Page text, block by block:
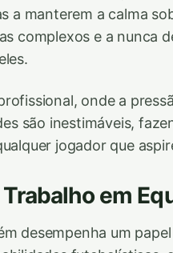
a manterem a calma
complexos e a nunca
onde a
são inestimáveis,
jogador que
em
desempenha um